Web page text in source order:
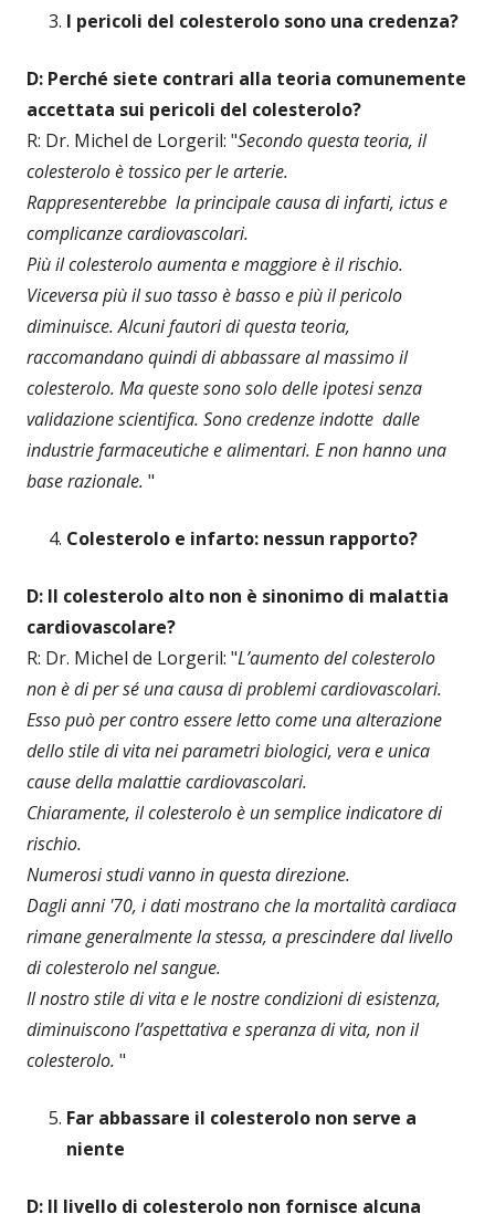
I pericoli del colesterolo sono una credenza?
D: Perché siete contrari alla teoria comunemente
accettata sui pericoli del colesterolo?
R: Dr. Michel de Lorgeril: "Secondo questa teoria, il
colesterolo è tossico per le arterie.
Rappresenterebbe la principale causa di infarti, ictus e
complicanze cardiovascolari.
Più il colesterolo aumenta e maggiore è il rischio.
Viceversa più il suo tasso è basso e più il pericolo
diminuisce. Alcuni fautori di questa teoria,
raccomandano quindi di abbassare al massimo il
colesterolo. Ma queste sono solo delle ipotesi senza
validazione scientifica. Sono credenze indotte dalle
industrie farmaceutiche e alimentari. E non hanno una
base razionale. "
Colesterolo e infarto: nessun rapporto?
D: Il colesterolo alto non è sinonimo di malattia
cardiovascolare?
R: Dr. Michel de Lorgeril: "L’aumento del colesterolo
non è di per sé una causa di problemi cardiovascolari.
Esso può per contro essere letto come una alterazione
dello stile di vita nei parametri biologici, vera e unica
cause della malattie cardiovascolari.
Chiaramente, il colesterolo è un semplice indicatore di
rischio.
Numerosi studi vanno in questa direzione.
Dagli anni '70, i dati mostrano che la mortalità cardiaca
rimane generalmente la stessa, a prescindere dal livello
di colesterolo nel sangue.
Il nostro stile di vita e le nostre condizioni di esistenza,
diminuiscono l’aspettativa e speranza di vita, non il
colesterolo. "
Far abbassare il colesterolo non serve a
niente
D: Il livello di colesterolo non fornisce alcuna